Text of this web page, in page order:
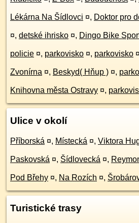
Lékárna Na Šídlovci ¤, Doktor pro
¤, detské ihrisko ¤, Dingo Bike
policie ¤, parkovisko ¤, parkovisko ¤
Zvonírna ¤, Beskyd( Hňup ) ¤,
Knihovna města Ostravy ¤,
Ulice v okolí
Příborská ¤, Místecká ¤, Viktora
Paskovská ¤, Šídlovecká ¤,
Pod Břehy ¤, Na Rozích ¤,
Turistické trasy